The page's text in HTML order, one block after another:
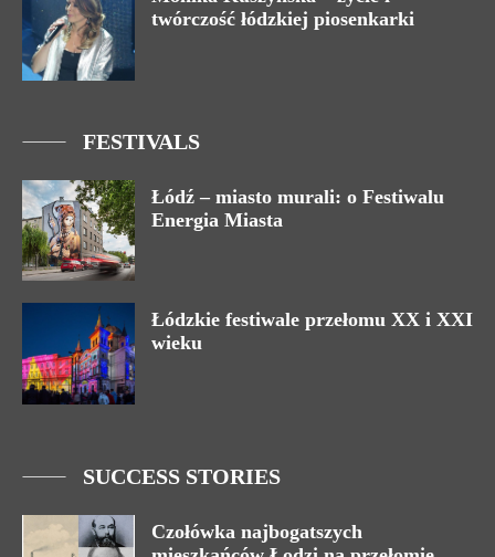
twórczość łódzkiej piosenkarki
FESTIVALS
Łódź – miasto murali: o Festiwalu
Energia Miasta
Łódzkie festiwale przełomu XX i XXI
wieku
SUCCESS STORIES
Czołówka najbogatszych